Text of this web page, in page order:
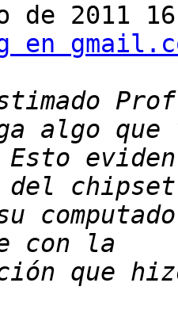
de 2011
en